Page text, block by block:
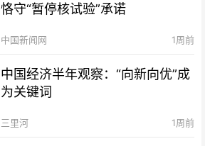
恪守“暂停核试验”承诺
中国新闻网 1周前
中国经济半年观察：“向新向优”成
为关键词
三里河 1周前